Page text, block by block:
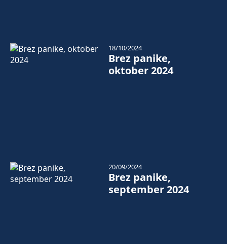
Brez panike,
oktober 2024
18/10/2024
Brez panike,
september 2024
20/09/2024